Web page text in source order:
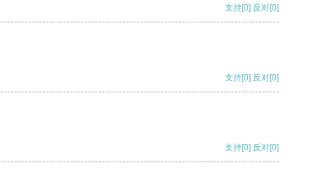
支持[0] 反对[0]
支持[0] 反对[0]
支持[0] 反对[0]